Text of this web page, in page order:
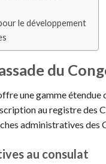
le développement
du
une gamme étendue
au registre des
administratives des
au consulat